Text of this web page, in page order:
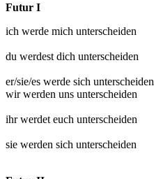
Futur I
ich werde mich unterscheiden
du werdest dich unterscheiden
er/sie/es werde sich unterscheiden
wir werden uns unterscheiden
ihr werdet euch unterscheiden
sie werden sich unterscheiden